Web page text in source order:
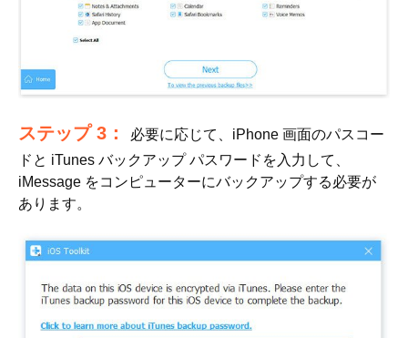
ステップ 3：
必要に応じて、iPhone 画面のパスコー
ドと iTunes バックアップ パスワードを入力して、
iMessage をコンピューターにバックアップする必要が
あります。